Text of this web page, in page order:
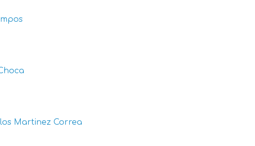
Martinez Correa